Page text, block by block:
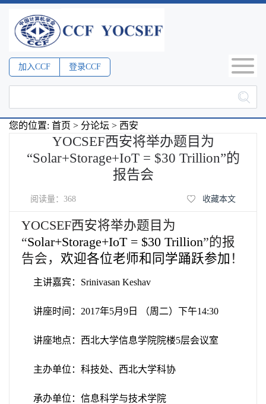
加入CCF 登录CCF
您的位置: 首页 > 分论坛 > 西安
YOCSEF西安将举办题目为
“Solar+Storage+IoT = $30 Trillion”的
报告会
阅读量： 368 收藏本文
YOCSEF西安将举办题目为
“Solar+Storage+IoT = $30 Trillion”的报
告会， 欢迎各位老师和同学踊跃参加 ！
主讲嘉宾： Srinivasan Keshav
讲座时间： 2017年5月 9 日 （周二）下午14:30
讲座地点：西北大学信息学院院楼5层会议室
主办单位：科技处、西北大学科协
承办单位：信息科学与技术学院